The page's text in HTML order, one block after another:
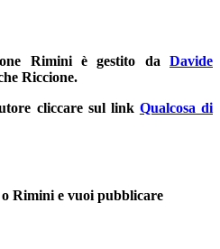
Riminiè gestito da Davide
Riccione.
cliccare sul link Qualcosa di
o Rimini e vuoi pubblicare